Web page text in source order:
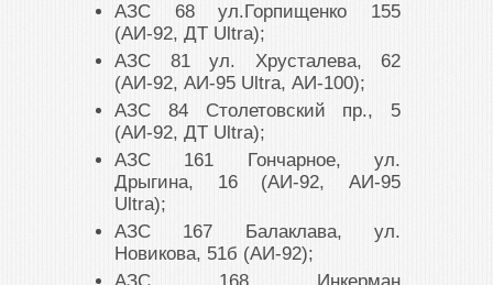
АЗС 68 ул.Горпищенко 155
(АИ-92, ДТ Ultra);
АЗС 81 ул. Хрусталева, 62
(АИ-92, АИ-95 Ultra, АИ-100);
АЗС 84 Столетовский пр., 5
(АИ-92, ДТ Ultra);
АЗС 161 Гончарное, ул.
Дрыгина, 16 (АИ-92, АИ-95
Ultra);
АЗС 167 Балаклава, ул.
Новикова, 51б (АИ-92);